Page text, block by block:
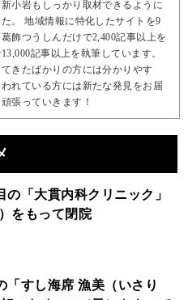
小岩もしっかり取材できるように
。 地域情報に特化したサイトを9
飾つうしんだけで2,400記事以上を
記事以上を執筆しています。
きたばかりの方には分かりやす
れている方には新たな発見をお届
張っていきます！
の「大貫内科クリニック」
をもって閉院
「すし海席 漁美（いさり